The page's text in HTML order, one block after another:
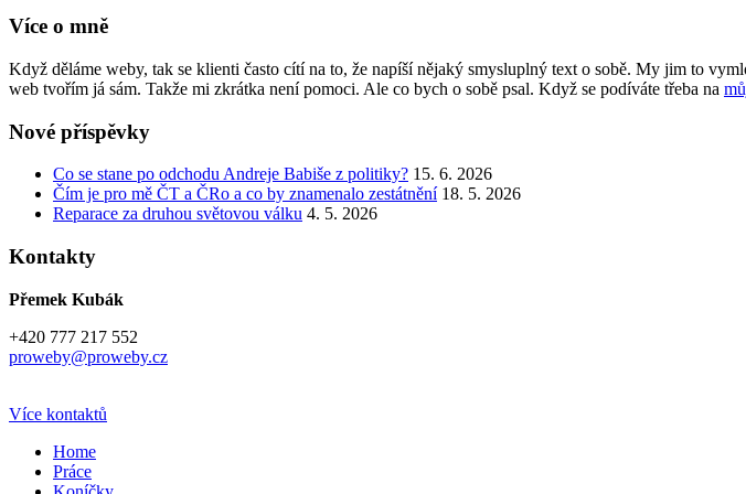
Více o mně
Když děláme weby, tak se klienti často cítí na to, že napíší nějaký smysluplný text o sobě. My jim to
web tvořím já sám. Takže mi zkrátka není pomoci. Ale co bych o sobě psal. Když se podíváte třeba na
Nové příspěvky
Co se stane po odchodu Andreje Babiše z politiky? 15. 6. 2026
Čím je pro mě ČT a ČRo a co by znamenalo zestátnění 18. 5. 2026
Reparace za druhou světovou válku 4. 5. 2026
Kontakty
Přemek Kubák
+420 777 217 552
proweby@proweby.cz
Více kontaktů
Home
Práce